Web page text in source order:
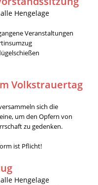
Hengelage
Veranstaltungen
Volkstrauertag
sich die
um den Opfern von
zu gedenken.
ist Pflicht!
Hengelage